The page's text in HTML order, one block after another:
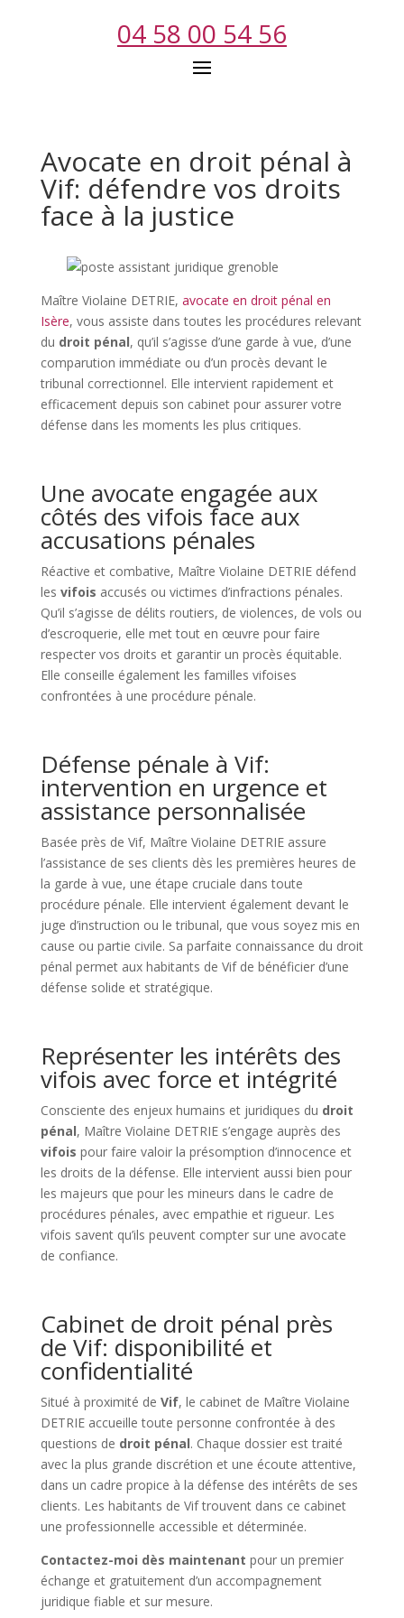
04 58 00 54 56
Avocate en droit pénal à
Vif: défendre vos droits
face à la justice
Maître Violaine DETRIE, avocate en droit pénal en
Isère, vous assiste dans toutes les procédures relevant
du droit pénal, qu’il s’agisse d’une garde à vue, d’une
comparution immédiate ou d’un procès devant le
tribunal correctionnel. Elle intervient rapidement et
efficacement depuis son cabinet pour assurer votre
défense dans les moments les plus critiques.
Une avocate engagée aux
côtés des vifois face aux
accusations pénales
Réactive et combative, Maître Violaine DETRIE défend
les vifois accusés ou victimes d’infractions pénales.
Qu’il s’agisse de délits routiers, de violences, de vols ou
d’escroquerie, elle met tout en œuvre pour faire
respecter vos droits et garantir un procès équitable.
Elle conseille également les familles vifoises
confrontées à une procédure pénale.
Défense pénale à Vif:
intervention en urgence et
assistance personnalisée
Basée près de Vif, Maître Violaine DETRIE assure
l’assistance de ses clients dès les premières heures de
la garde à vue, une étape cruciale dans toute
procédure pénale. Elle intervient également devant le
juge d’instruction ou le tribunal, que vous soyez mis en
cause ou partie civile. Sa parfaite connaissance du droit
pénal permet aux habitants de Vif de bénéficier d’une
défense solide et stratégique.
Représenter les intérêts des
vifois avec force et intégrité
Consciente des enjeux humains et juridiques du droit
pénal, Maître Violaine DETRIE s’engage auprès des
vifois pour faire valoir la présomption d’innocence et
les droits de la défense. Elle intervient aussi bien pour
les majeurs que pour les mineurs dans le cadre de
procédures pénales, avec empathie et rigueur. Les
vifois savent qu’ils peuvent compter sur une avocate
de confiance.
Cabinet de droit pénal près
de Vif: disponibilité et
confidentialité
Situé à proximité de Vif, le cabinet de Maître Violaine
DETRIE accueille toute personne confrontée à des
questions de droit pénal. Chaque dossier est traité
avec la plus grande discrétion et une écoute attentive,
dans un cadre propice à la défense des intérêts de ses
clients. Les habitants de Vif trouvent dans ce cabinet
une professionnelle accessible et déterminée.
Contactez-moi dès maintenant pour un premier
échange et gratuitement d’un accompagnement
juridique fiable et sur mesure.